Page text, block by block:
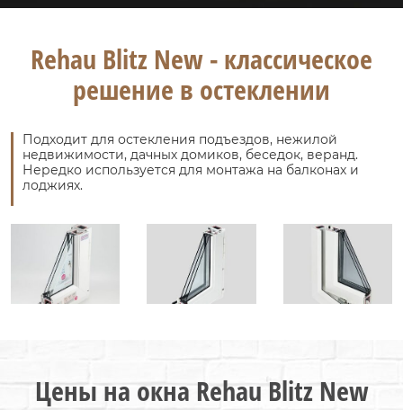
Rehau Blitz New - классическое
решение в остеклении
Подходит для остекления подъездов, нежилой
недвижимости, дачных домиков, беседок, веранд.
Нередко используется для монтажа на балконах и
лоджиях.
Цены на окна Rehau Blitz New